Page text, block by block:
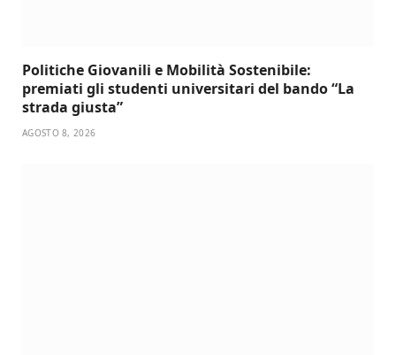
Politiche Giovanili e Mobilità Sostenibile:
premiati gli studenti universitari del bando “La
strada giusta”
AGOSTO 8, 2026